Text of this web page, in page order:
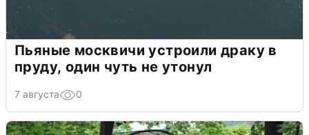
Пьяные москвичи устроили драку в
пруду, один чуть не утонул
7 августа 0